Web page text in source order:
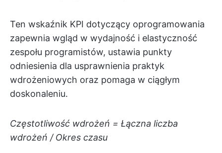
Ten wskaźnik KPI dotyczący oprogramowania
zapewnia wgląd w wydajność i elastyczność
zespołu programistów, ustawia punkty
odniesienia dla usprawnienia praktyk
wdrożeniowych oraz pomaga w ciągłym
doskonaleniu.
Częstotliwość wdrożeń = Łączna liczba
wdrożeń / Okres czasu